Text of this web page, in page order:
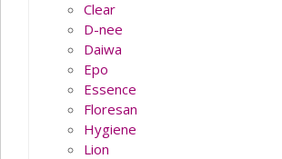
Clear
D-nee
Daiwa
Epo
Essence
Floresan
Hygiene
Lion